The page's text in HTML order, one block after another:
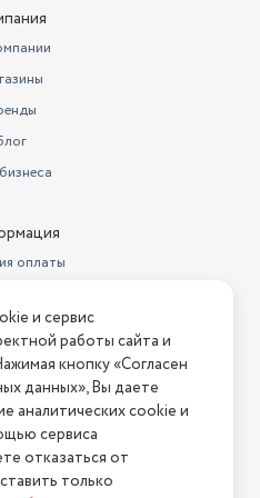
бордовый
3
оплаты
возврата
Напишите нам
У нас есть всё!
и сервис
работы сайта и
кнопку «Согласен
данных», Вы даете
аналитических cookie и
сервиса
отказаться от
только